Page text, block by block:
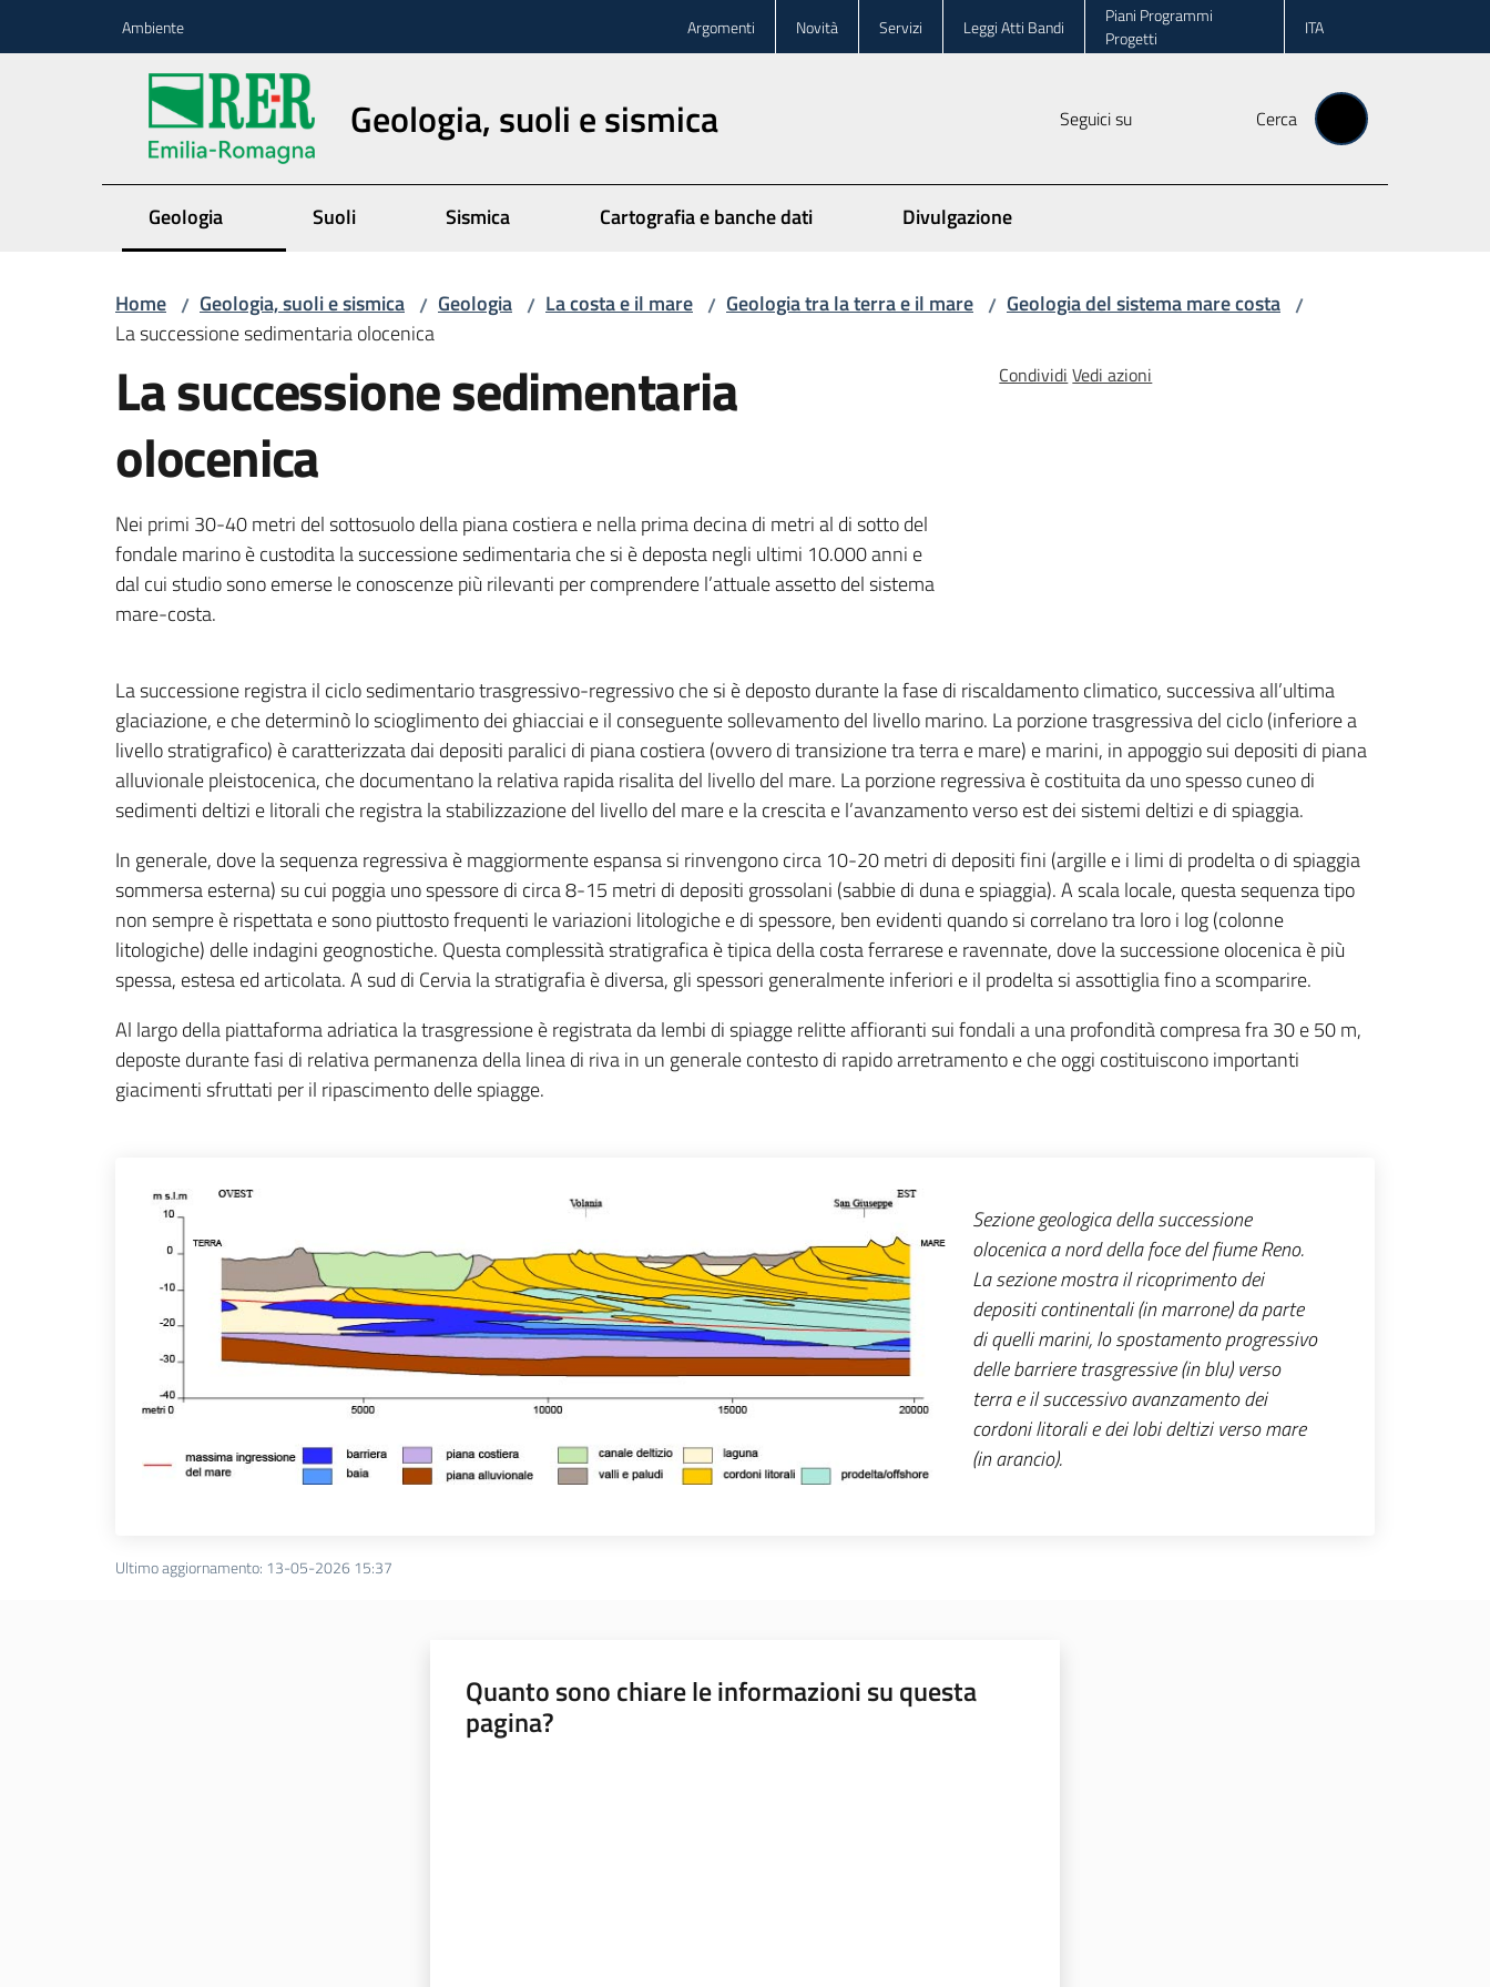
Ambiente Argomenti Novità Servizi Leggi Atti Bandi
Piani Programmi
Progetti
ITA
Geologia, suoli e sismica Seguici su Cerca
Geologia Suoli Sismica Cartografia e banche dati Divulgazione
Home / Geologia, suoli e sismica / Geologia / La costa e il mare / Geologia tra la terra e il mare / Geologia del sistema mare costa /
La successione sedimentaria olocenica
La successione sedimentaria
olocenica
Nei primi 30-40 metri del sottosuolo della piana costiera e nella prima decina di metri al di sotto del
fondale marino è custodita la successione sedimentaria che si è deposta negli ultimi 10.000 anni e
dal cui studio sono emerse le conoscenze più rilevanti per comprendere l’attuale assetto del sistema
mare-costa.
Condividi Vedi azioni
La successione registra il ciclo sedimentario trasgressivo-regressivo che si è deposto durante la fase di riscaldamento climatico, successiva all’ultima
glaciazione, e che determinò lo scioglimento dei ghiacciai e il conseguente sollevamento del livello marino. La porzione trasgressiva del ciclo (inferiore a
livello stratigrafico) è caratterizzata dai depositi paralici di piana costiera (ovvero di transizione tra terra e mare) e marini, in appoggio sui depositi di piana
alluvionale pleistocenica, che documentano la relativa rapida risalita del livello del mare. La porzione regressiva è costituita da uno spesso cuneo di
sedimenti deltizi e litorali che registra la stabilizzazione del livello del mare e la crescita e l’avanzamento verso est dei sistemi deltizi e di spiaggia.
In generale, dove la sequenza regressiva è maggiormente espansa si rinvengono circa 10-20 metri di depositi fini (argille e i limi di prodelta o di spiaggia
sommersa esterna) su cui poggia uno spessore di circa 8-15 metri di depositi grossolani (sabbie di duna e spiaggia). A scala locale, questa sequenza tipo
non sempre è rispettata e sono piuttosto frequenti le variazioni litologiche e di spessore, ben evidenti quando si correlano tra loro i log (colonne
litologiche) delle indagini geognostiche. Questa complessità stratigrafica è tipica della costa ferrarese e ravennate, dove la successione olocenica è più
spessa, estesa ed articolata. A sud di Cervia la stratigrafia è diversa, gli spessori generalmente inferiori e il prodelta si assottiglia fino a scomparire.
Al largo della piattaforma adriatica la trasgressione è registrata da lembi di spiagge relitte affioranti sui fondali a una profondità compresa fra 30 e 50 m,
deposte durante fasi di relativa permanenza della linea di riva in un generale contesto di rapido arretramento e che oggi costituiscono importanti
giacimenti sfruttati per il ripascimento delle spiagge.
Sezione geologica della successione
olocenica a nord della foce del fiume Reno.
La sezione mostra il ricoprimento dei
depositi continentali (in marrone) da parte
di quelli marini, lo spostamento progressivo
delle barriere trasgressive (in blu) verso
terra e il successivo avanzamento dei
cordoni litorali e dei lobi deltizi verso mare
(in arancio).
Ultimo aggiornamento: 13-05-2026 15:37
Quanto sono chiare le informazioni su questa
pagina?